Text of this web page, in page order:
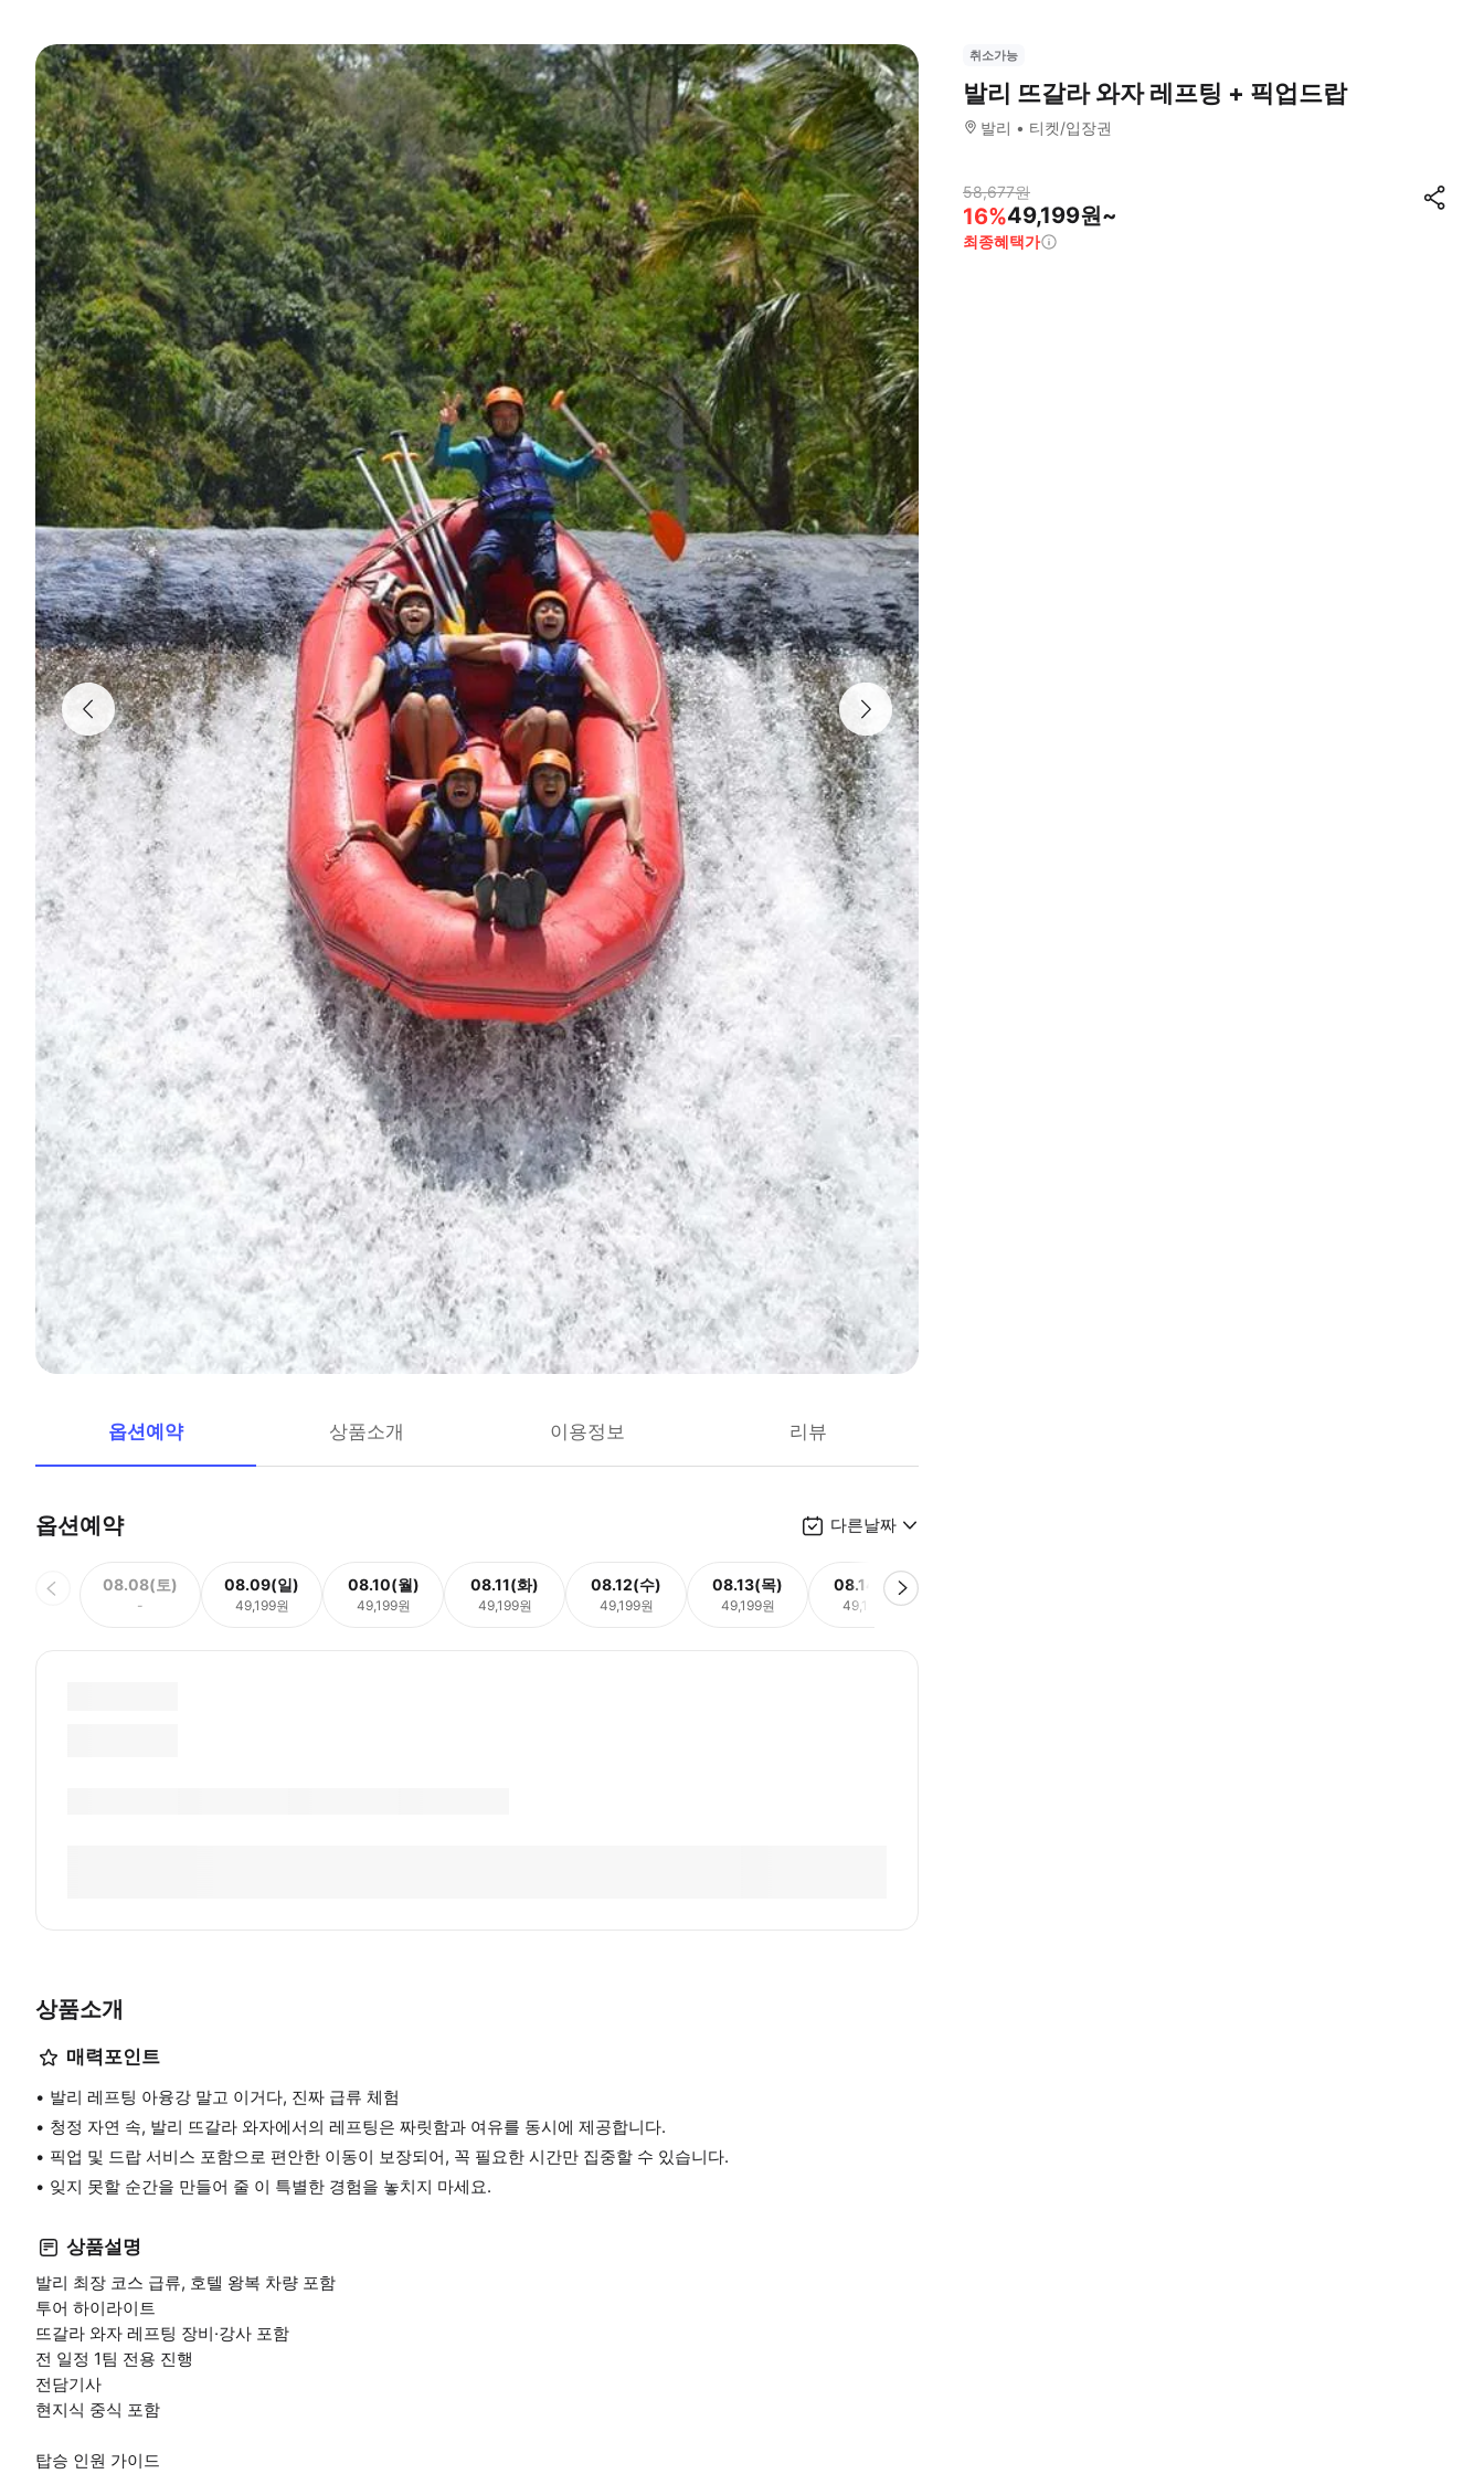
옵션예약 상품소개 이용정보 리뷰
옵션예약 다른날짜
08.08(토)
-
08.09(일)
49,199원
08.10(월)
49,199원
08.11(화)
49,199원
08.12(수)
49,199원
08.13(목)
49,199원
08.14(금)
49,199원
상품소개
매력포인트
발리 레프팅 아융강 말고 이거다, 진짜 급류 체험
청정 자연 속, 발리 뜨갈라 와자에서의 레프팅은 짜릿함과 여유를 동시에 제공합니다.
픽업 및 드랍 서비스 포함으로 편안한 이동이 보장되어, 꼭 필요한 시간만 집중할 수 있습니다.
잊지 못할 순간을 만들어 줄 이 특별한 경험을 놓치지 마세요.
상품설명
발리 최장 코스 급류, 호텔 왕복 차량 포함
투어 하이라이트
뜨갈라 와자 레프팅 장비·강사 포함
전 일정 1팀 전용 진행
전담기사
현지식 중식 포함
탑승 인원 가이드
취소가능
발리 뜨갈라 와자 레프팅 + 픽업드랍
발리 티켓/입장권
58,677원
16%49,199원~
최종혜택가